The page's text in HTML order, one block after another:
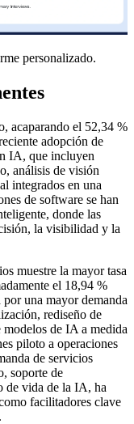
personalizado.
acaparando el 52,34 %
adopción de
IA, que incluyen
análisis de visión
integrados en una
de software se han
donde las
la visibilidad y la
muestre la mayor tasa
el 18,94 %
una mayor demanda
rediseño de
de IA a medida
piloto a operaciones
de servicios
soporte de
de vida de la IA, ha
facilitadores clave